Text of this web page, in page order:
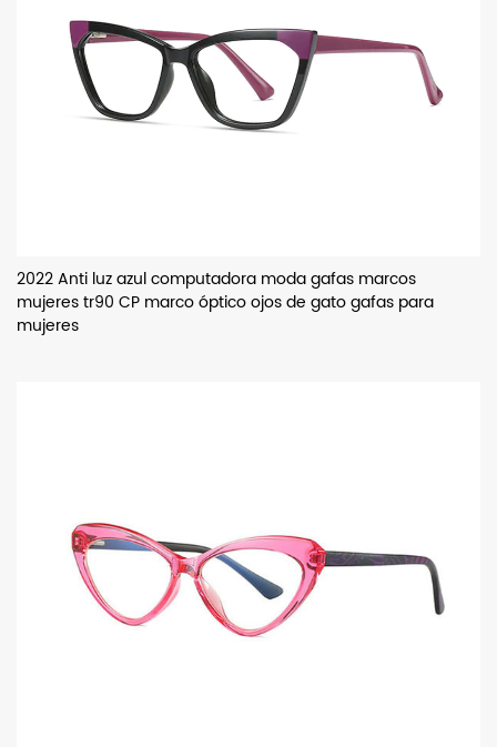
2022 Anti luz azul computadora moda gafas marcos
mujeres tr90 CP marco óptico ojos de gato gafas para
mujeres